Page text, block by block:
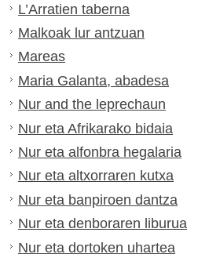
L’Arratien taberna
Malkoak lur antzuan
Mareas
Maria Galanta, abadesa
Nur and the leprechaun
Nur eta Afrikarako bidaia
Nur eta alfonbra hegalaria
Nur eta altxorraren kutxa
Nur eta banpiroen dantza
Nur eta denboraren liburua
Nur eta dortoken uhartea